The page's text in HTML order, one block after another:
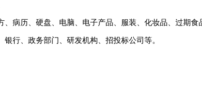
病历、硬盘、电脑、电子产品、服装、化妆品、过期食
行、政务部门、研发机构、招投标公司等。